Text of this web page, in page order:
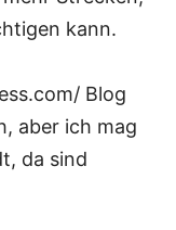
kann.
Blog
aber ich mag
da sind